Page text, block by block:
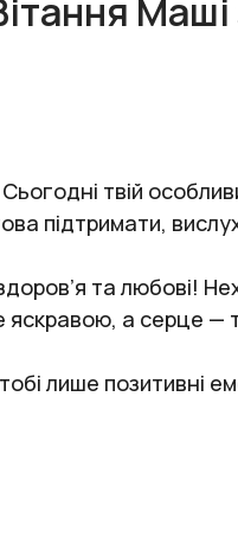
твій
підтримати,
та любові!
а серце —
лише позитивні